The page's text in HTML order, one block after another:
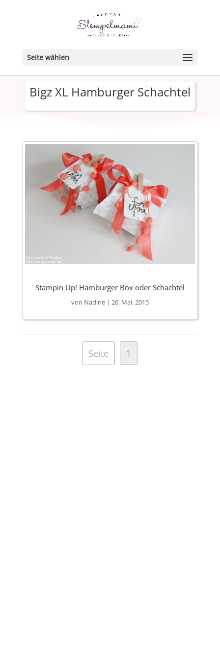
Seite wählen
Bigz XL Hamburger Schachtel
Stampin Up! Hamburger Box oder Schachtel
von Nadine| 26. Mai. 2015
Seite 1